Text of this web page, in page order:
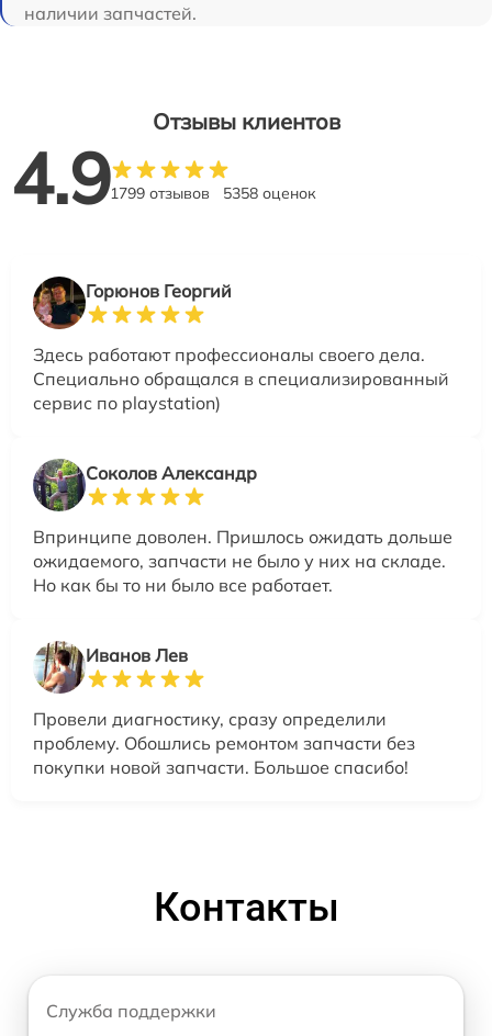
наличии запчастей.
Отзывы клиентов
4.91799 отзывов 5358 оценок
Горюнов Георгий
Здесь работают профессионалы своего дела.
Специально обращался в специализированный
сервис по playstation)
Соколов Александр
Впринципе доволен. Пришлось ожидать дольше
ожидаемого, запчасти не было у них на складе.
Но как бы то ни было все работает.
Иванов Лев
Провели диагностику, сразу определили
проблему. Обошлись ремонтом запчасти без
покупки новой запчасти. Большое спасибо!
Контакты
Служба поддержки